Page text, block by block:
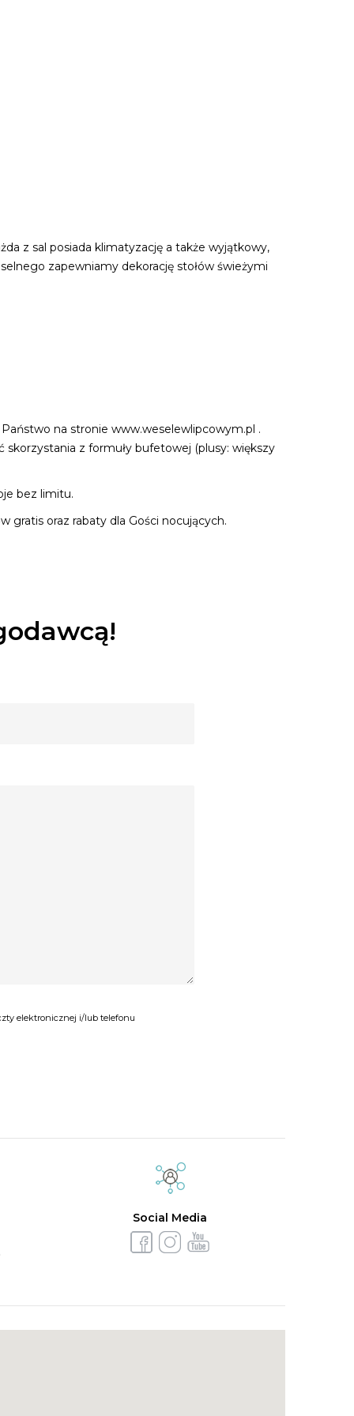
z sal posiada klimatyzację a także wyjątkowy,
zapewniamy dekorację stołów świeżymi
na stronie www.weselewlipcowym.pl .
z formuły bufetowej (plusy: większy
bez limitu.
gratis oraz rabaty dla Gości nocujących.
elektronicznej i/lub telefonu
Social Media